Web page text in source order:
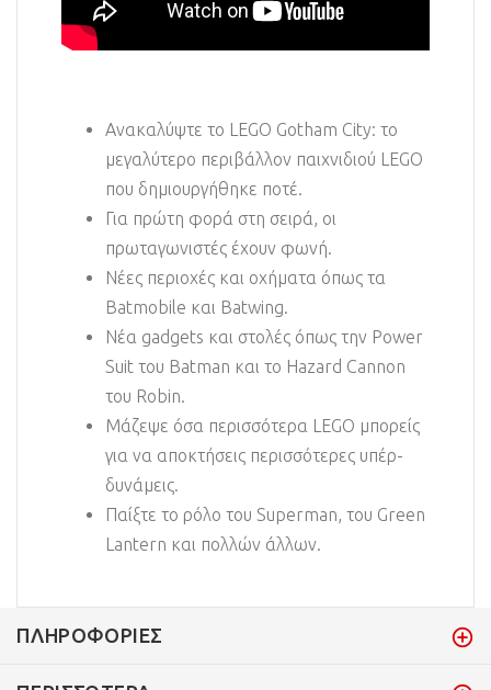
Ανακαλύψτε το LEGO Gotham City: το
μεγαλύτερο περιβάλλον παιχνιδιού LEGO
που δημιουργήθηκε ποτέ.
Για πρώτη φορά στη σειρά, οι
πρωταγωνιστές έχουν φωνή.
Νέες περιοχές και οχήματα όπως τα
Batmobile και Batwing.
Νέα gadgets και στολές όπως την Power
Suit του Batman και το Hazard Cannon
του Robin.
Μάζεψε όσα περισσότερα LEGO μπορείς
για να αποκτήσεις περισσότερες υπέρ-
δυνάμεις.
Παίξτε το ρόλο του Superman, του Green
Lantern και πολλών άλλων.
ΠΛΗΡΟΦΟΡΊΕΣ